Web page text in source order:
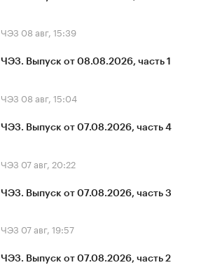
ЧЭЗ 08 авг, 15:39
ЧЭЗ. Выпуск от 08.08.2026, часть 1
ЧЭЗ 08 авг, 15:04
ЧЭЗ. Выпуск от 07.08.2026, часть 4
ЧЭЗ 07 авг, 20:22
ЧЭЗ. Выпуск от 07.08.2026, часть 3
ЧЭЗ 07 авг, 19:57
ЧЭЗ. Выпуск от 07.08.2026, часть 2